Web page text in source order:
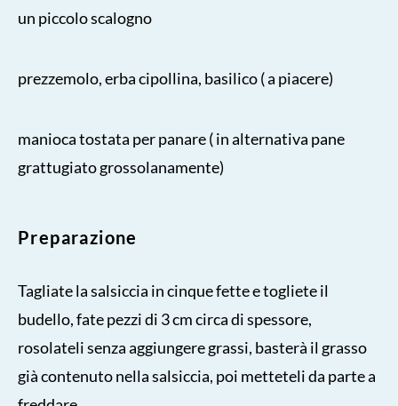
un piccolo scalogno
prezzemolo, erba cipollina, basilico ( a piacere)
manioca tostata per panare ( in alternativa pane
grattugiato grossolanamente)
Preparazione
Tagliate la salsiccia in cinque fette e togliete il
budello, fate pezzi di 3 cm circa di spessore,
rosolateli senza aggiungere grassi, basterà il grasso
già contenuto nella salsiccia, poi metteteli da parte a